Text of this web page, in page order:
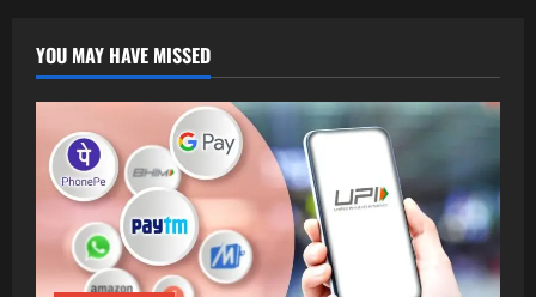
YOU MAY HAVE MISSED